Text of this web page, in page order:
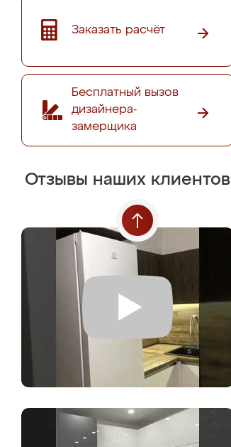
Заказать расчёт
Бесплатный вызов
дизайнера-
замерщика
Отзывы наших клиентов